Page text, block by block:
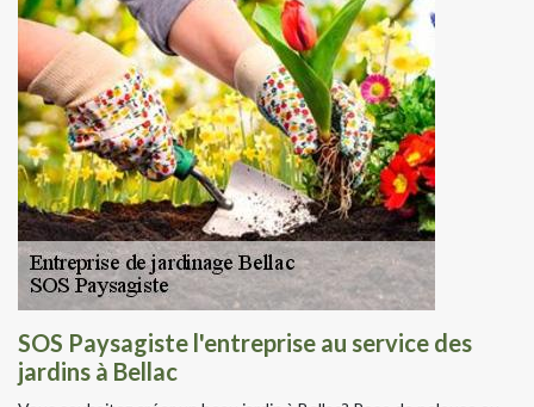
SOS Paysagiste l'entreprise au service des
jardins à Bellac